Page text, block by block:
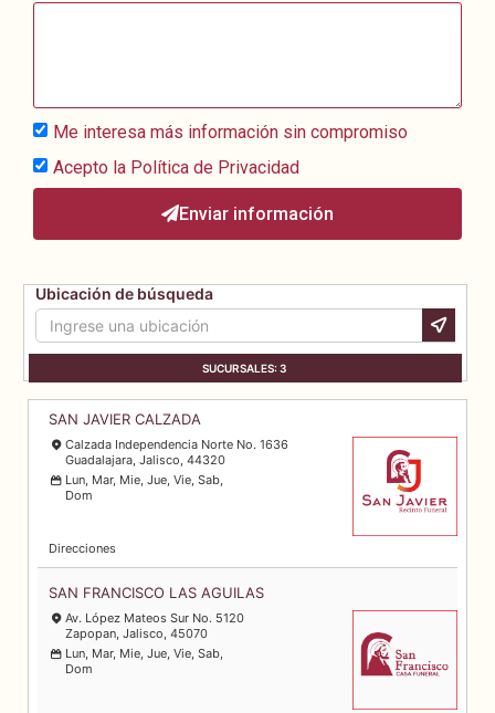
Me interesa más información sin compromiso
Acepto la Política de Privacidad
Enviar información
Ubicación de búsqueda
SUCURSALES:3
SAN JAVIER CALZADA
Calzada Independencia Norte No. 1636
Guadalajara, Jalisco, 44320
Lun, Mar, Mie, Jue, Vie, Sab,
Dom
Direcciones
SAN FRANCISCO LAS AGUILAS
Av. López Mateos Sur No. 5120
Zapopan, Jalisco, 45070
Lun, Mar, Mie, Jue, Vie, Sab,
Dom